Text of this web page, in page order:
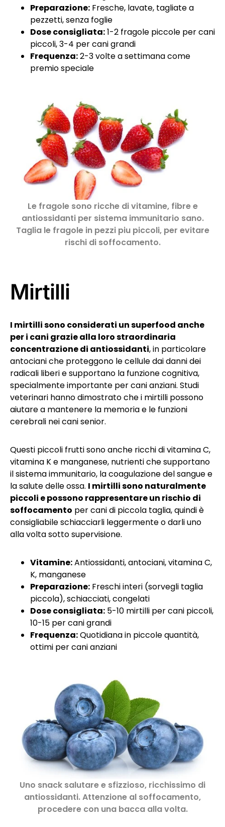
Preparazione: Fresche, lavate, tagliate a
pezzetti, senza foglie
Dose consigliata:1-2 fragole piccole per cani
piccoli, 3-4 per cani grandi
Frequenza:2-3 volte a settimana come
premio speciale
Le fragole sono ricche di vitamine, fibre e
antiossidanti per sistema immunitario sano.
Taglia le fragole in pezzi piu piccoli, per evitare
rischi di soffocamento.
Mirtilli
I mirtilli sono considerati un superfood anche
per i cani grazie alla loro straordinaria
concentrazione di antiossidanti, in particolare
antociani che proteggono le cellule dai danni dei
radicali liberi e supportano la funzione cognitiva,
specialmente importante per cani anziani. Studi
veterinari hanno dimostrato che i mirtilli possono
aiutare a mantenere la memoria e le funzioni
cerebrali nei cani senior.
Questi piccoli frutti sono anche ricchi di vitamina C,
vitamina K e manganese, nutrienti che supportano
il sistema immunitario, la coagulazione del sangue e
la salute delle ossa. I mirtilli sono naturalmente
piccoli e possono rappresentare un rischio di
soffocamento per cani di piccola taglia, quindi è
consigliabile schiacciarli leggermente o darli uno
alla volta sotto supervisione.
Vitamine:Antiossidanti, antociani, vitamina C,
K, manganese
Preparazione: Freschi interi (sorvegli taglia
piccola), schiacciati, congelati
Dose consigliata: 5-10 mirtilli per cani piccoli,
10-15 per cani grandi
Frequenza:Quotidiana in piccole quantità,
ottimi per cani anziani
Uno snack salutare e sfizzioso, ricchissimo di
antiossidanti. Attenzione al soffocamento,
procedere con una bacca alla volta.